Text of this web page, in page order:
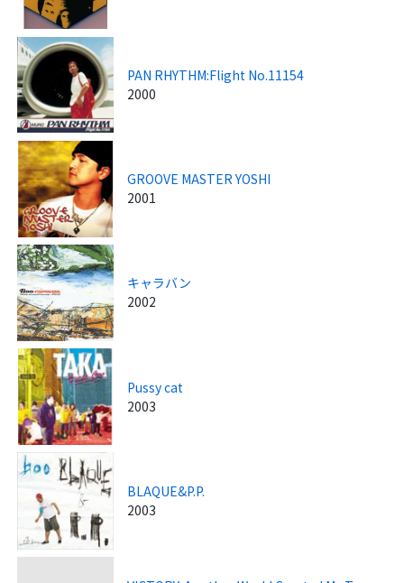
PAN RHYTHM:Flight No.11154
2000
GROOVE MASTER YOSHI
2001
キャラバン
2002
Pussy cat
2003
BLAQUE&P.P.
2003